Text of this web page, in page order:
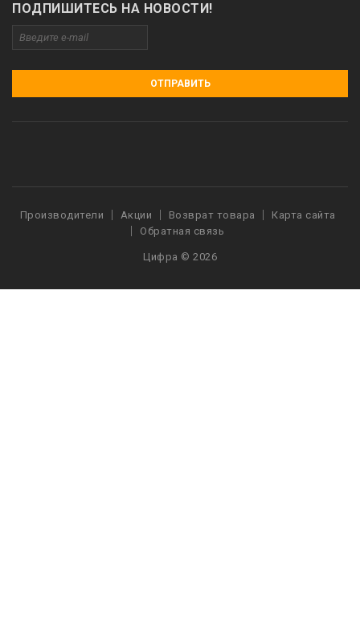
ПОДПИШИТЕСЬ НА НОВОСТИ!
ОТПРАВИТЬ
Производители Акции Возврат товара
Карта сайта
Обратная связь
Цифра © 2026